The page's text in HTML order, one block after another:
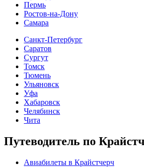
Пермь
Ростов-на-Дону
Самара
Санкт-Петербург
Саратов
Сургут
Томск
Тюмень
Ульяновск
Уфа
Хабаровск
Челябинск
Чита
Путеводитель по
Авиабилеты в Крайстчерч